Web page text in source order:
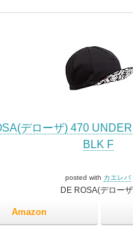
デローザ) 470
BLK F
posted with カエレバ
DE ROSA(デロー
Amazon